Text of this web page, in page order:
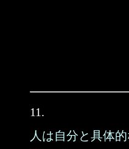
11.
人は自分と具体